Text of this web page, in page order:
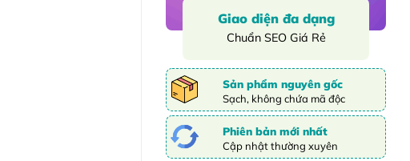
Giao diện đa dạng
Chuẩn SEO Giá Rẻ
Sản phẩm nguyên gốc
Sạch, không chứa mã độc
Phiên bản mới nhất
Cập nhật thường xuyên